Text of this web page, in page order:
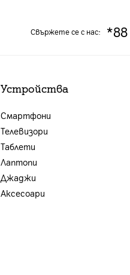
Свържете се с нас: *88
Устройства
Смартфони
Телевизори
Таблети
Лаптопи
Джаджи
Аксесоари